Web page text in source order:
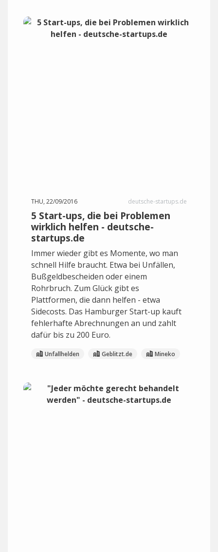
THU, 22/09/2016 deutsche-startups.de
5 Start-ups, die bei Problemen
wirklich helfen - deutsche-
startups.de
Immer wieder gibt es Momente, wo man
schnell Hilfe braucht. Etwa bei Unfällen,
Bußgeldbescheiden oder einem
Rohrbruch. Zum Glück gibt es
Plattformen, die dann helfen - etwa
Sidecosts. Das Hamburger Start-up kauft
fehlerhafte Abrechnungen an und zahlt
dafür bis zu 200 Euro.
Unfallhelden Geblitzt.de Mineko